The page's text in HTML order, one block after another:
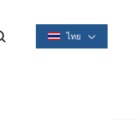
ไทย